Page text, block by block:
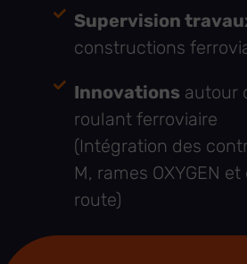
Supervision
constructions
Innovationsautour
roulant ferroviaire
(Intégration des
M, rames OXYGEN
route)